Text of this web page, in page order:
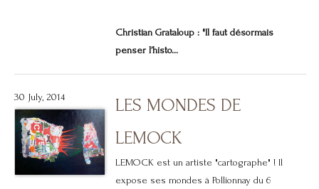
Christian Grataloup : "Il faut désormais
penser l’histo...
30 July, 2014
LES MONDES DE
LEMOCK
LEMOCK est un artiste "cartographe" ! Il
expose ses mondes à Pollionnay du 6